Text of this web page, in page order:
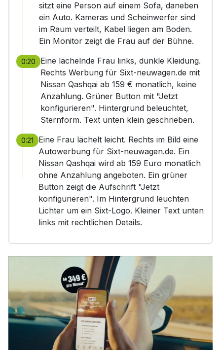
sitzt eine Person auf einem Sofa, daneben
ein Auto. Kameras und Scheinwerfer sind
im Raum verteilt, Kabel liegen am Boden.
Ein Monitor zeigt die Frau auf der Bühne.
0:20
Eine lächelnde Frau links, dunkle Kleidung.
Rechts Werbung für Sixt-neuwagen.de mit
Nissan Qashqai ab 159 € monatlich, keine
Anzahlung. Grüner Button mit "Jetzt
konfigurieren". Hintergrund beleuchtet,
Sternform. Text unten klein geschrieben.
0:21
Eine Frau lächelt leicht. Rechts im Bild eine
Autowerbung für Sixt-neuwagen.de. Ein
Nissan Qashqai wird ab 159 Euro monatlich
ohne Anzahlung angeboten. Ein grüner
Button zeigt die Aufschrift "Jetzt
konfigurieren". Im Hintergrund leuchten
Lichter um ein Sixt-Logo. Kleiner Text unten
links mit rechtlichen Details.